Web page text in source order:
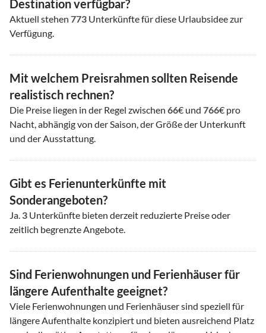
Destination verfügbar?
Aktuell stehen 773 Unterkünfte für diese Urlaubsidee zur
Verfügung.
Mit welchem Preisrahmen sollten Reisende
realistisch rechnen?
Die Preise liegen in der Regel zwischen 66€ und 766€ pro
Nacht, abhängig von der Saison, der Größe der Unterkunft
und der Ausstattung.
Gibt es Ferienunterkünfte mit
Sonderangeboten?
Ja. 3 Unterkünfte bieten derzeit reduzierte Preise oder
zeitlich begrenzte Angebote.
Sind Ferienwohnungen und Ferienhäuser für
längere Aufenthalte geeignet?
Viele Ferienwohnungen und Ferienhäuser sind speziell für
längere Aufenthalte konzipiert und bieten ausreichend Platz